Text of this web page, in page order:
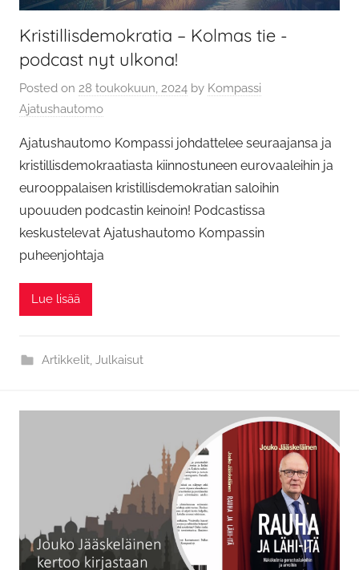
Kristillisdemokratia – Kolmas tie -
podcast nyt ulkona!
Posted on 28 toukokuun, 2024 by Kompassi
Ajatushautomo
Ajatushautomo Kompassi johdattelee seuraajansa ja
kristillisdemokraatiasta kiinnostuneen eurovaaleihin ja
eurooppalaisen kristillisdemokratian saloihin
upouuden podcastin keinoin! Podcastissa
keskustelevat Ajatushautomo Kompassin
puheenjohtaja
Lue lisää
Artikkelit, Julkaisut